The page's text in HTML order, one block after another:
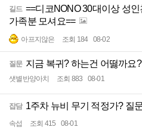
길드 ==디코NONO 30대이상 성
가족분 모셔요==
아프지않은 조회 184 08-02
질문 지금 복귀? 하는건 어떯까요
샛별반양아치 조회 883 08-01
잡담 1주차 뉴비 무기 적정가? 질
속섭 조회 415 08-01